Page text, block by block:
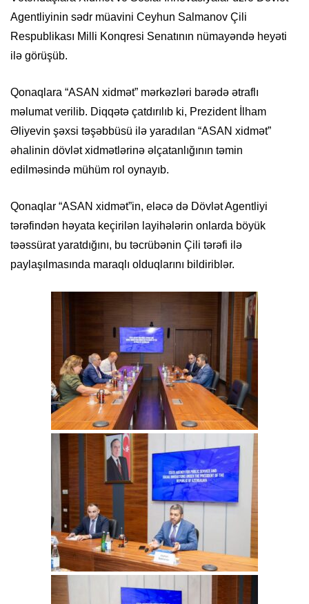
Agentliyinin sədr müavini Ceyhun Salmanov Çili
Respublikası Milli Konqresi Senatının nümayəndə heyəti
ilə görüşüb.
Qonaqlara “ASAN xidmət” mərkəzləri barədə ətraflı
məlumat verilib. Diqqətə çatdırılıb ki, Prezident İlham
Əliyevin şəxsi təşəbbüsü ilə yaradılan “ASAN xidmət”
əhalinin dövlət xidmətlərinə əlçatanlığının təmin
edilməsində mühüm rol oynayıb.
Qonaqlar “ASAN xidmət”in, eləcə də Dövlət Agentliyi
tərəfindən həyata keçirilən layihələrin onlarda böyük
təəssürat yaratdığını, bu təcrübənin Çili tərəfi ilə
paylaşılmasında maraqlı olduqlarını bildiriblər.